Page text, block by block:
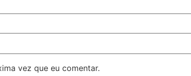
vez que eu comentar.